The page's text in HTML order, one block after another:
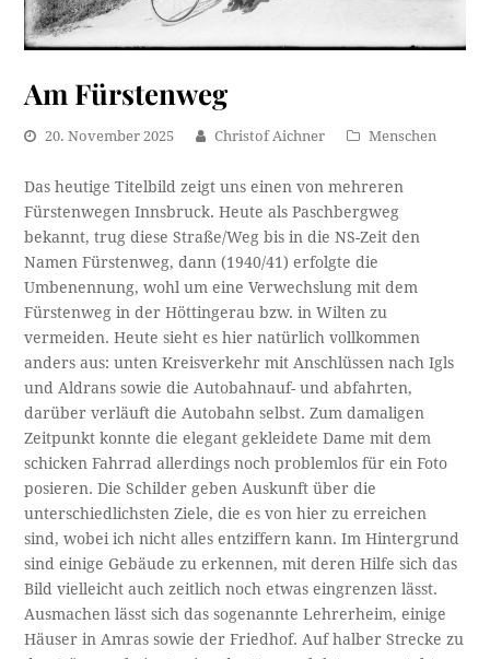
Am Fürstenweg
20. November 2025 Christof Aichner Menschen
Das heutige Titelbild zeigt uns einen von mehreren
Fürstenwegen Innsbruck. Heute als Paschbergweg
bekannt, trug diese Straße/Weg bis in die NS-Zeit den
Namen Fürstenweg, dann (1940/41) erfolgte die
Umbenennung, wohl um eine Verwechslung mit dem
Fürstenweg in der Höttingerau bzw. in Wilten zu
vermeiden. Heute sieht es hier natürlich vollkommen
anders aus: unten Kreisverkehr mit Anschlüssen nach Igls
und Aldrans sowie die Autobahnauf- und abfahrten,
darüber verläuft die Autobahn selbst. Zum damaligen
Zeitpunkt konnte die elegant gekleidete Dame mit dem
schicken Fahrrad allerdings noch problemlos für ein Foto
posieren. Die Schilder geben Auskunft über die
unterschiedlichsten Ziele, die es von hier zu erreichen
sind, wobei ich nicht alles entziffern kann. Im Hintergrund
sind einige Gebäude zu erkennen, mit deren Hilfe sich das
Bild vielleicht auch zeitlich noch etwas eingrenzen lässt.
Ausmachen lässt sich das sogenannte Lehrerheim, einige
Häuser in Amras sowie der Friedhof. Auf halber Strecke zu